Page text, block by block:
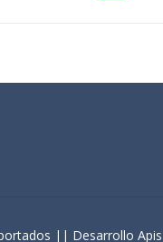
|| Desarrollo Apis